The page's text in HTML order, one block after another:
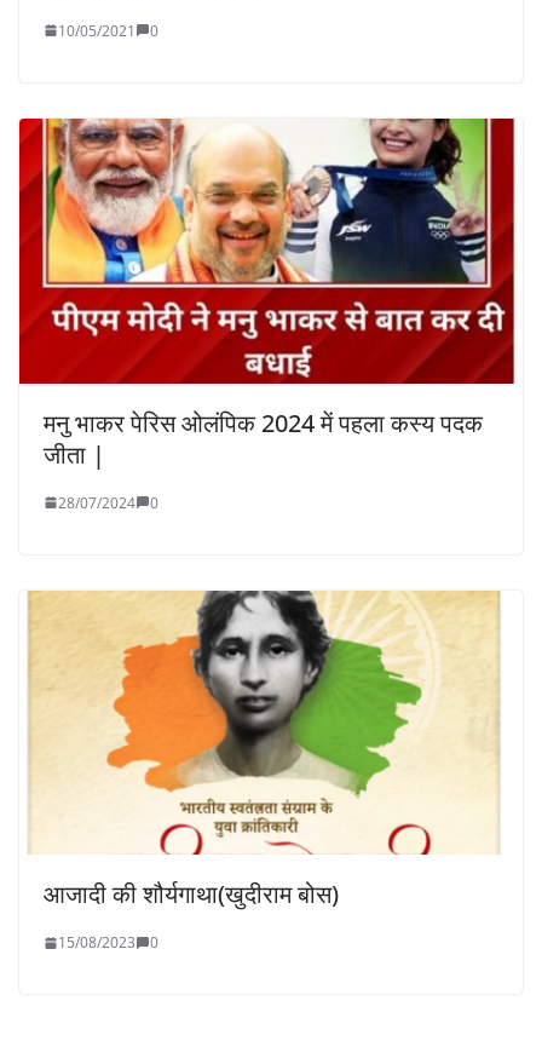
10/05/2021 0
मनु भाकर पेरिस ओलंपिक 2024 में पहला कस्य पदक
जीता |
28/07/2024 0
आजादी की शौर्यगाथा(खुदीराम बोस)
15/08/2023 0